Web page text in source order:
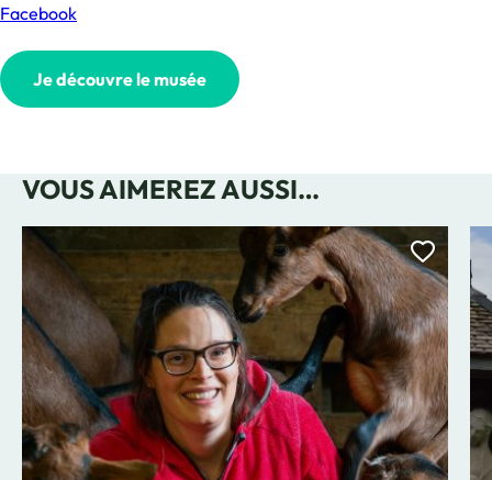
Facebook
Je découvre le musée
VOUS AIMEREZ AUSSI…